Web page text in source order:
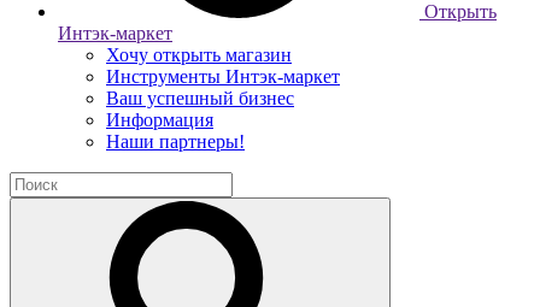
Открыть
Интэк-маркет
Хочу открыть магазин
Инструменты Интэк-маркет
Ваш успешный бизнес
Информация
Наши партнеры!